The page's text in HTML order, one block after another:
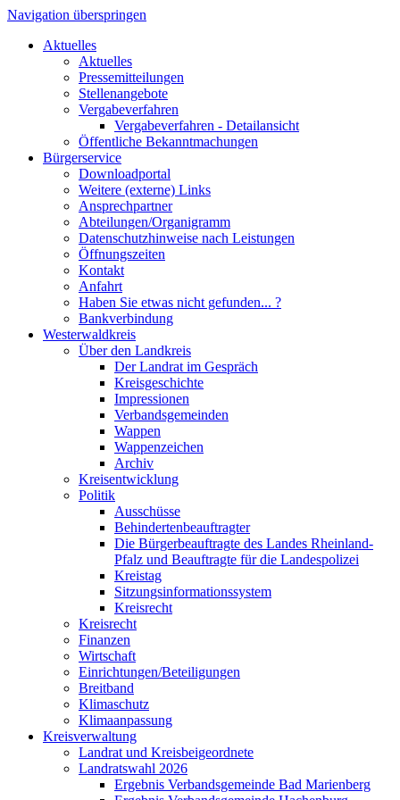
Navigation überspringen
Aktuelles
Aktuelles
Pressemitteilungen
Stellenangebote
Vergabeverfahren
Vergabeverfahren - Detailansicht
Öffentliche Bekanntmachungen
Bürgerservice
Downloadportal
Weitere (externe) Links
Ansprechpartner
Abteilungen/Organigramm
Datenschutzhinweise nach Leistungen
Öffnungszeiten
Kontakt
Anfahrt
Haben Sie etwas nicht gefunden... ?
Bankverbindung
Westerwaldkreis
Über den Landkreis
Der Landrat im Gespräch
Kreisgeschichte
Impressionen
Verbandsgemeinden
Wappen
Wappenzeichen
Archiv
Kreisentwicklung
Politik
Ausschüsse
Behindertenbeauftragter
Die Bürgerbeauftragte des Landes Rheinland-
Pfalz und Beauftragte für die Landespolizei
Kreistag
Sitzungsinformationssystem
Kreisrecht
Kreisrecht
Finanzen
Wirtschaft
Einrichtungen/Beteiligungen
Breitband
Klimaschutz
Klimaanpassung
Kreisverwaltung
Landrat und Kreisbeigeordnete
Landratswahl 2026
Ergebnis Verbandsgemeinde Bad Marienberg